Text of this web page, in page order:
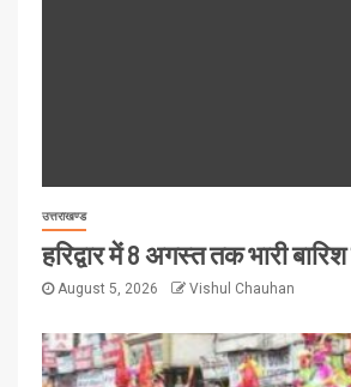
उत्तराखण्ड
हरिद्वार में 8 अगस्त तक भारी
August 5, 2026 Vishul Chauhan